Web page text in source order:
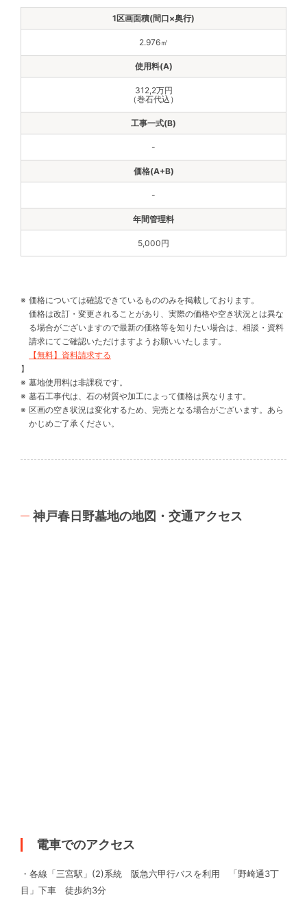
2.976㎡
312,2万円
（巻石代込）
-
-
5,000円
価格については確認できているもののみを掲載しております。
価格は改訂・変更されることがあり、実際の価格や空き状況とは異な
る場合がございますので最新の価格等を知りたい場合は、相談・資料
請求にてご確認いただけますようお願いいたします。
【無料】資料請求する
】
墓地使用料は非課税です。
墓石工事代は、石の材質や加工によって価格は異なります。
区画の空き状況は変化するため、完売となる場合がございます。あら
かじめご了承ください。
神戸春日野墓地の地図・交通アクセス
電車でのアクセス
・各線「三宮駅」(2)系統 阪急六甲行バスを利用 「野崎通3丁
目」下車 徒歩約3分